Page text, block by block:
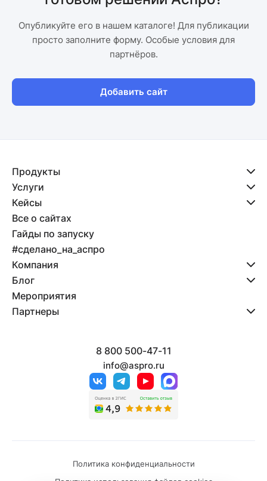
Опубликуйте его в нашем каталоге! Для публикации
просто заполните форму. Особые условия для
партнёров.
Добавить сайт
Продукты
Услуги
Кейсы
Все о сайтах
Гайды по запуску
#сделано_на_аспро
Компания
Блог
Мероприятия
Партнеры
8 800 500-47-11
info@aspro.ru
Политика конфиденциальности